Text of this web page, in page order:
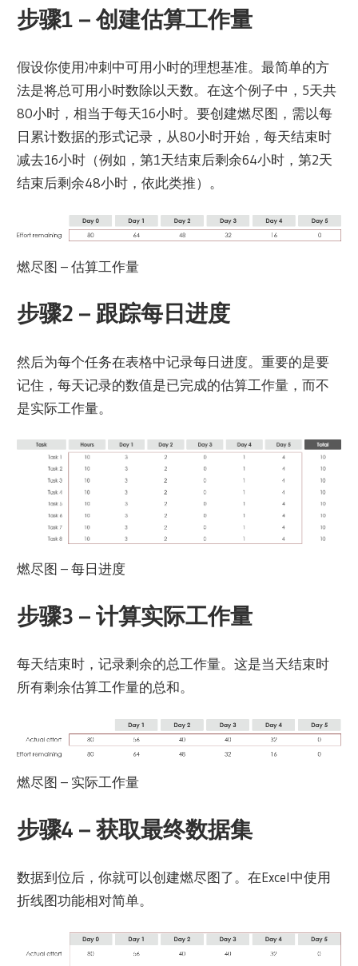
步骤1 – 创建估算工作量
假设你使用冲刺中可用小时的理想基准。最简单的方
法是将总可用小时数除以天数。在这个例子中，5天共
80小时，相当于每天16小时。要创建燃尽图，需以每
日累计数据的形式记录，从80小时开始，每天结束时
减去16小时（例如，第1天结束后剩余64小时，第2天
结束后剩余48小时，依此类推）。
燃尽图 – 估算工作量
步骤2 – 跟踪每日进度
然后为每个任务在表格中记录每日进度。重要的是要
记住，每天记录的数值是已完成的估算工作量，而不
是实际工作量。
燃尽图 – 每日进度
步骤3 – 计算实际工作量
每天结束时，记录剩余的总工作量。这是当天结束时
所有剩余估算工作量的总和。
燃尽图 – 实际工作量
步骤4 – 获取最终数据集
数据到位后，你就可以创建燃尽图了。在Excel中使用
折线图功能相对简单。